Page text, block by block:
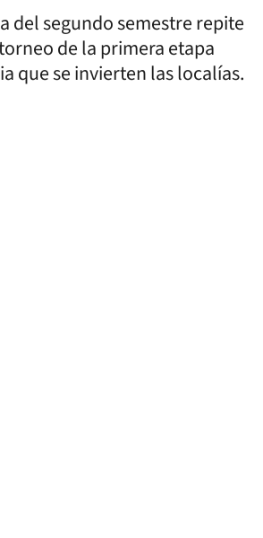
del segundo semestre repite
de la primera etapa
que se invierten las localías.